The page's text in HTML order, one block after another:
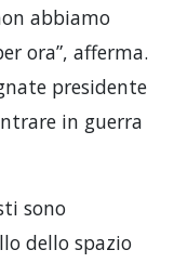
abbiamo
ora”, afferma.
presidente
in guerra
sono
dello spazio